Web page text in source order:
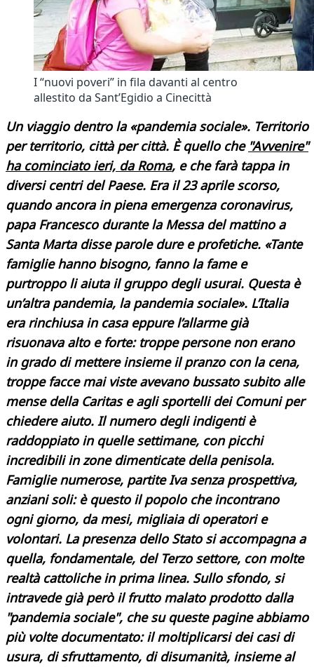
I “nuovi poveri” in fila davanti al centro
allestito da Sant’Egidio a Cinecittà
Un viaggio dentro la «pandemia sociale». Territorio
per territorio, città per città. È quello che "Avvenire"
ha cominciato ieri, da Roma, e che farà tappa in
diversi centri del Paese. Era il 23 aprile scorso,
quando ancora in piena emergenza coronavirus,
papa Francesco durante la Messa del mattino a
Santa Marta disse parole dure e profetiche. «Tante
famiglie hanno bisogno, fanno la fame e
purtroppo li aiuta il gruppo degli usurai. Questa è
un’altra pandemia, la pandemia sociale». L’Italia
era rinchiusa in casa eppure l’allarme già
risuonava alto e forte: troppe persone non erano
in grado di mettere insieme il pranzo con la cena,
troppe facce mai viste avevano bussato subito alle
mense della Caritas e agli sportelli dei Comuni per
chiedere aiuto. Il numero degli indigenti è
raddoppiato in quelle settimane, con picchi
incredibili in zone dimenticate della penisola.
Famiglie numerose, partite Iva senza prospettiva,
anziani soli: è questo il popolo che incontrano
ogni giorno, da mesi, migliaia di operatori e
volontari. La presenza dello Stato si accompagna a
quella, fondamentale, del Terzo settore, con molte
realtà cattoliche in prima linea. Sullo sfondo, si
intravede già però il frutto malato prodotto dalla
"pandemia sociale", che su queste pagine abbiamo
più volte documentato: il moltiplicarsi dei casi di
usura, di sfruttamento, di disumanità, insieme al